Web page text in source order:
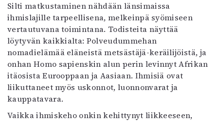
Silti matkustaminen nähdään länsimaissa
ihmislajille tarpeellisena, melkeinpä syömiseen
vertautuvana toimintana. Todisteita näyttää
löytyvän kaikkialta: Polveudummehan
nomadielämää eläneistä metsästäjä-keräilijöistä, ja
onhan Homo sapienskin alun perin levinnyt Afrikan
itäosista Eurooppaan ja Aasiaan. Ihmisiä ovat
liikuttaneet myös uskonnot, luonnonvarat ja
kauppatavara.
Vaikka ihmiskeho onkin kehittynyt liikkeeseen,